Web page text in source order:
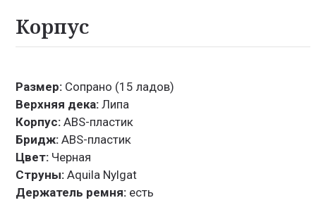
Корпус
Размер: Сопрано (15 ладов)
Верхняя дека: Липа
Корпус: ABS-пластик
Бридж:ABS-пластик
Цвет: Черная
Струны:Aquila Nylgat
Держатель ремня: есть